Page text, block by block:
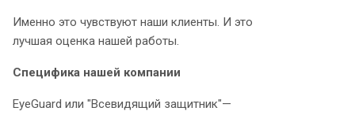
Именно это чувствуют наши клиенты. И это
лучшая оценка нашей работы.
Специфика нашей компании
EyeGuard или "Всевидящий защитник"—